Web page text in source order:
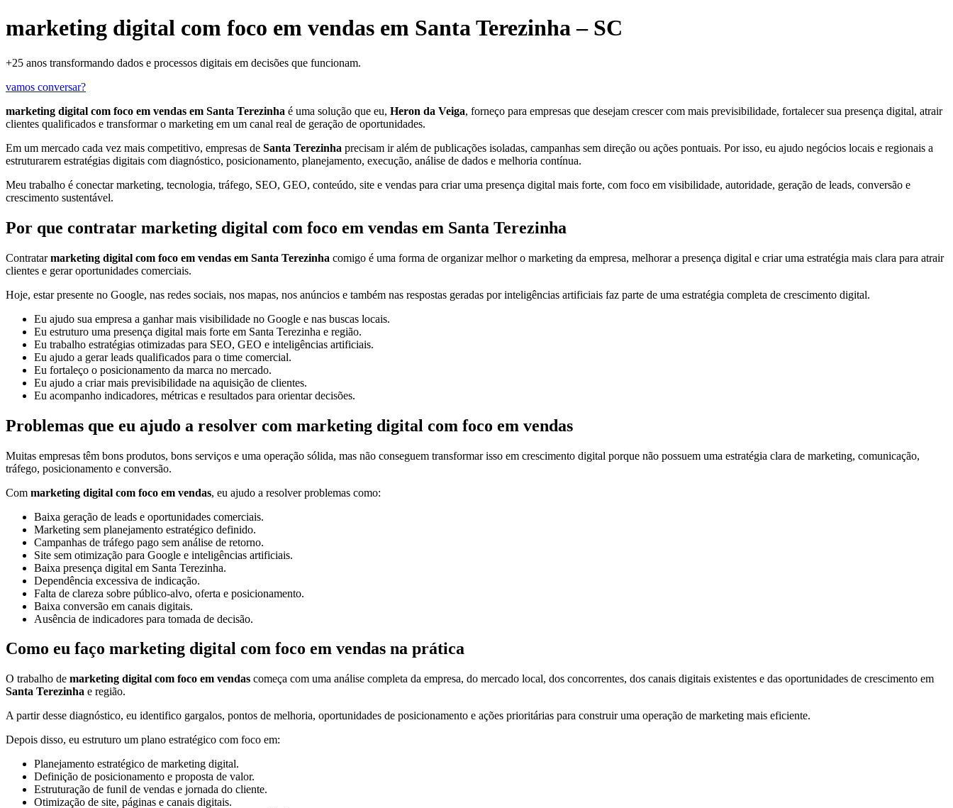
marketing digital com foco em vendas em Santa Terezinha – SC
+25 anos transformando dados e processos digitais em decisões que funcionam.
vamos conversar?
marketing digital com foco em vendas em Santa Terezinha é uma solução que eu, Heron da Veiga, forneço para empresas que desejam crescer com mais previsibilidade, fortalecer sua presença digital, atrair
clientes qualificados e transformar o marketing em um canal real de geração de oportunidades.
Em um mercado cada vez mais competitivo, empresas de Santa Terezinha precisam ir além de publicações isoladas, campanhas sem direção ou ações pontuais. Por isso, eu ajudo negócios locais e regionais a
estruturarem estratégias digitais com diagnóstico, posicionamento, planejamento, execução, análise de dados e melhoria contínua.
Meu trabalho é conectar marketing, tecnologia, tráfego, SEO, GEO, conteúdo, site e vendas para criar uma presença digital mais forte, com foco em visibilidade, autoridade, geração de leads, conversão e
crescimento sustentável.
Por que contratar marketing digital com foco em vendas em Santa Terezinha
Contratarmarketing digital com foco em vendas em Santa Terezinha comigo é uma forma de organizar melhor o marketing da empresa, melhorar a presença digital e criar uma estratégia mais clara para atrair
clientes e gerar oportunidades comerciais.
Hoje, estar presente no Google, nas redes sociais, nos mapas, nos anúncios e também nas respostas geradas por inteligências artificiais faz parte de uma estratégia completa de crescimento digital.
Eu ajudo sua empresa a ganhar mais visibilidade no Google e nas buscas locais.
Eu estruturo uma presença digital mais forte em Santa Terezinha e região.
Eu trabalho estratégias otimizadas para SEO, GEO e inteligências artificiais.
Eu ajudo a gerar leads qualificados para o time comercial.
Eu fortaleço o posicionamento da marca no mercado.
Eu ajudo a criar mais previsibilidade na aquisição de clientes.
Eu acompanho indicadores, métricas e resultados para orientar decisões.
Problemas que eu ajudo a resolver com marketing digital com foco em vendas
Muitas empresas têm bons produtos, bons serviços e uma operação sólida, mas não conseguem transformar isso em crescimento digital porque não possuem uma estratégia clara de marketing, comunicação,
tráfego, posicionamento e conversão.
Com marketing digital com foco em vendas, eu ajudo a resolver problemas como:
Baixa geração de leads e oportunidades comerciais.
Marketing sem planejamento estratégico definido.
Campanhas de tráfego pago sem análise de retorno.
Site sem otimização para Google e inteligências artificiais.
Baixa presença digital em Santa Terezinha.
Dependência excessiva de indicação.
Falta de clareza sobre público-alvo, oferta e posicionamento.
Baixa conversão em canais digitais.
Ausência de indicadores para tomada de decisão.
Como eu faço marketing digital com foco em vendas na prática
O trabalho de marketing digital com foco em vendas começa com uma análise completa da empresa, do mercado local, dos concorrentes, dos canais digitais existentes e das oportunidades de crescimento em
Santa Terezinha e região.
A partir desse diagnóstico, eu identifico gargalos, pontos de melhoria, oportunidades de posicionamento e ações prioritárias para construir uma operação de marketing mais eficiente.
Depois disso, eu estruturo um plano estratégico com foco em:
Planejamento estratégico de marketing digital.
Definição de posicionamento e proposta de valor.
Estruturação de funil de vendas e jornada do cliente.
Otimização de site, páginas e canais digitais.